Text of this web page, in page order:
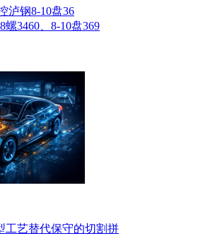
泸钢8-10盘36
螺3460、8-10盘369
工艺替代保守的切割拼